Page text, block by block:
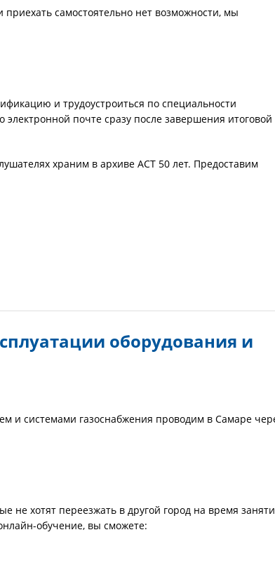
самостоятельно нет возможности, мы
и трудоустроиться по специальности
почте сразу после завершения итоговой
храним в архиве АСТ 50 лет. Предоставим
оборудования и
и системами газоснабжения проводим в Самаре
не хотят переезжать в другой город на время
обучение, вы сможете: